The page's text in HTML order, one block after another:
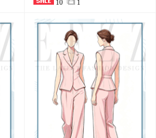
10 1